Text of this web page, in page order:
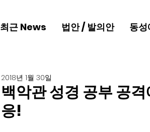
최근 News 법안 / 발의안 동
백악관 성경 공부 공
응!
2018년 1월 30일